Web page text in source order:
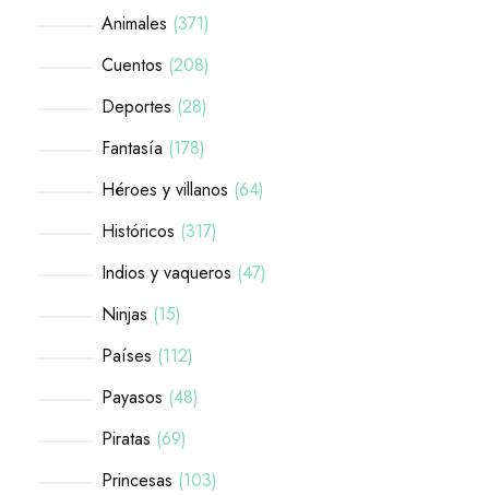
Animales 371
Cuentos 208
Deportes 28
Fantasía 178
Héroes y villanos 64
Históricos 317
Indios y vaqueros 47
Ninjas 15
Países 112
Payasos 48
Piratas 69
Princesas 103